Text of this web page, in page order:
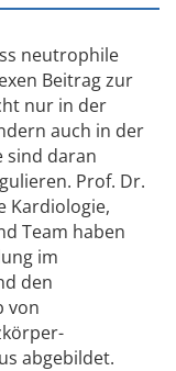
neutrophile
Beitrag zur
nur in der
auch in der
sind daran
Prof. Dr.
Kardiologie,
Team haben
im
den
von
abgebildet.